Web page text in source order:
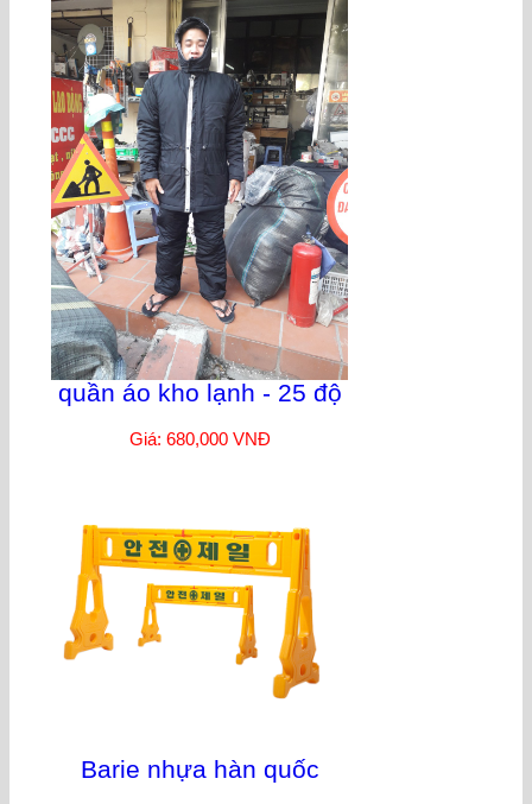
quần áo kho lạnh - 25 độ
Giá: 680,000 VNĐ
Barie nhựa hàn quốc